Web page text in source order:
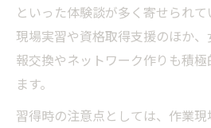
といった体験談が多く寄せられて
現場実習や資格取得支援のほか
報交換やネットワーク作りも積
ます。
習得時の注意点としては、作業